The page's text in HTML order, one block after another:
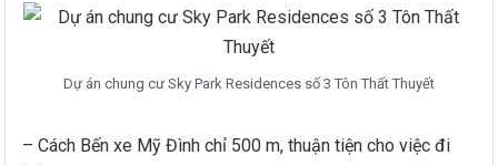
Dự án chung cư Sky Park Residences số 3 Tôn Thất Thuyết
– Cách Bến xe Mỹ Đình chỉ 500 m, thuận tiện cho việc đi